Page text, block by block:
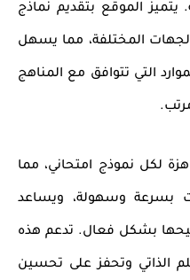
يتميز الموقع بتقديم نماذج
المختلفة، مما يسهل
التي تتوافق مع المناهج
لكل نموذج امتحاني، مما
بسرعة وسهولة، ويساعد
بشكل فعال. تدعم هذه
الذاتي وتحفز على تحسين